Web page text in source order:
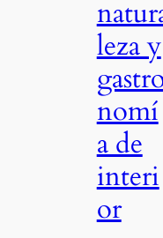
leza y
nomí
a de
interi
or